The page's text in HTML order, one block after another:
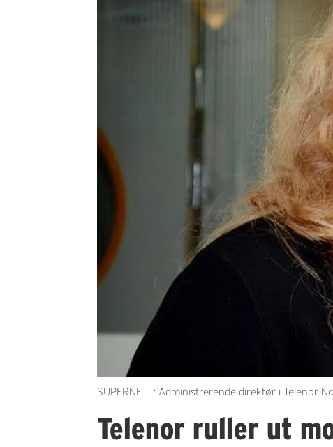
SUPERNETT: Administrerende direktør i Telenor
Telenor ruller ut